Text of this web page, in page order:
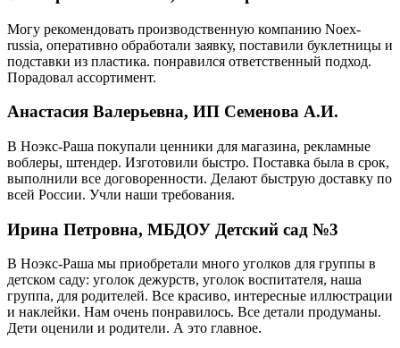
Могу рекомендовать производственную компанию Noex-
russia, оперативно обработали заявку, поставили буклетницы и
подставки из пластика. понравился ответственный подход.
Порадовал ассортимент.
Анастасия Валерьевна, ИП Семенова А.И.
В Ноэкс-Раша покупали ценники для магазина, рекламные
воблеры, штендер. Изготовили быстро. Поставка была в срок,
выполнили все договоренности. Делают быструю доставку по
всей России. Учли наши требования.
Ирина Петровна, МБДОУ Детский сад №3
В Ноэкс-Раша мы приобретали много уголков для группы в
детском саду: уголок дежурств, уголок воспитателя, наша
группа, для родителей. Все красиво, интересные иллюстрации
и наклейки. Нам очень понравилось. Все детали продуманы.
Дети оценили и родители. А это главное.